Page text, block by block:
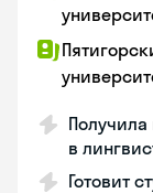
в
Готовит